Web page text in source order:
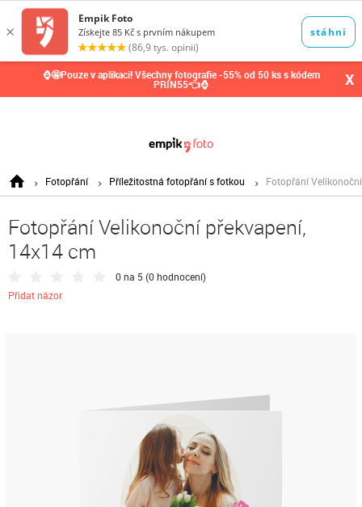
⌚🤩Pouze v aplikaci! Všechny fotografie -55% od 50 ks s kódem
PRIN55👈⌚ X
Fotopřání Příležitostná fotopřání s fotkou Fotopřání
Fotopřání Velikonoční překvapení,
14x14 cm
0 na 5 (0 hodnocení)
Přidat názor